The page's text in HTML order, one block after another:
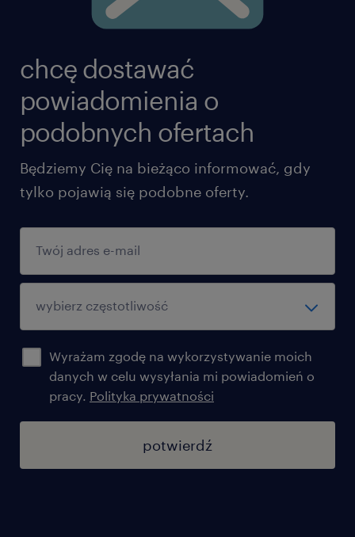
chcę dostawać
powiadomienia o
podobnych ofertach
Będziemy Cię na bieżąco informować, gdy
tylko pojawią się podobne oferty.
Wyrażam zgodę na wykorzystywanie moich
danych w celu wysyłania mi powiadomień o
pracy. Polityka prywatności
potwierdź